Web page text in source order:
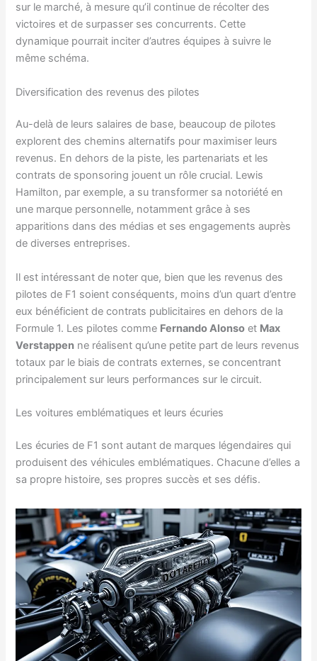
sur le marché, à mesure qu’il continue de récolter des
victoires et de surpasser ses concurrents. Cette
dynamique pourrait inciter d’autres équipes à suivre le
même schéma.
Diversification des revenus des pilotes
Au-delà de leurs salaires de base, beaucoup de pilotes
explorent des chemins alternatifs pour maximiser leurs
revenus. En dehors de la piste, les partenariats et les
contrats de sponsoring jouent un rôle crucial. Lewis
Hamilton, par exemple, a su transformer sa notoriété en
une marque personnelle, notamment grâce à ses
apparitions dans des médias et ses engagements auprès
de diverses entreprises.
Il est intéressant de noter que, bien que les revenus des
pilotes de F1 soient conséquents, moins d’un quart d’entre
eux bénéficient de contrats publicitaires en dehors de la
Formule 1. Les pilotes comme Fernando Alonso et Max
Verstappen ne réalisent qu’une petite part de leurs revenus
totaux par le biais de contrats externes, se concentrant
principalement sur leurs performances sur le circuit.
Les voitures emblématiques et leurs écuries
Les écuries de F1 sont autant de marques légendaires qui
produisent des véhicules emblématiques. Chacune d’elles a
sa propre histoire, ses propres succès et ses défis.